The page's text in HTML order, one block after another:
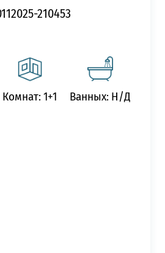
210453
Комнат: 1+1 Ванных: Н/Д